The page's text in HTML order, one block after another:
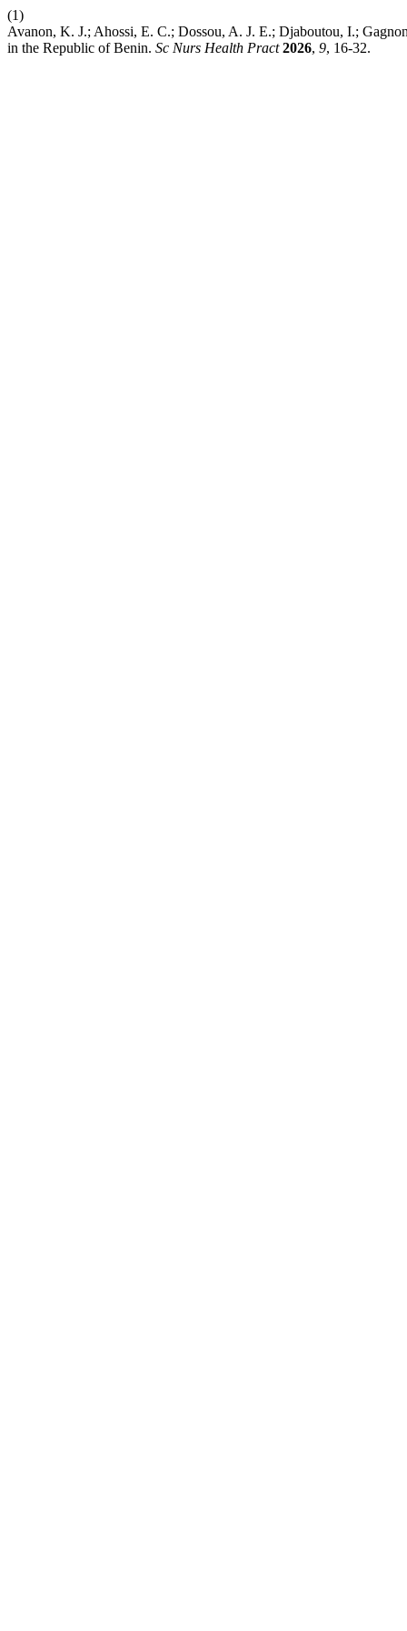
(1)
Avanon, K. J.; Ahossi, E. C.; Dossou, A. J. E.; Djaboutou, I.;
in the Republic of Benin. Sc Nurs Health Pract 2026, 9, 16-32.